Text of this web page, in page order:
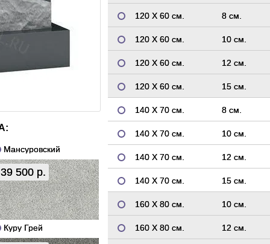
Мансуровский
39 500 р.
Куру Грей
120 Х 60 см. 8 см.
120 Х 60 см. 10 см.
120 Х 60 см. 12 см.
120 Х 60 см. 15 см.
140 Х 70 см. 8 см.
140 Х 70 см. 10 см.
140 Х 70 см. 12 см.
140 Х 70 см. 15 см.
160 Х 80 см. 10 см.
160 Х 80 см. 12 см.